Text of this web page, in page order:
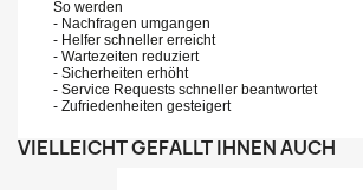
So werden
- Nachfragen umgangen
- Helfer schneller erreicht
- Wartezeiten reduziert
- Sicherheiten erhöht
- Service Requests schneller beantwortet
- Zufriedenheiten gesteigert
VIELLEICHT GEFÄLLT IHNEN AUCH